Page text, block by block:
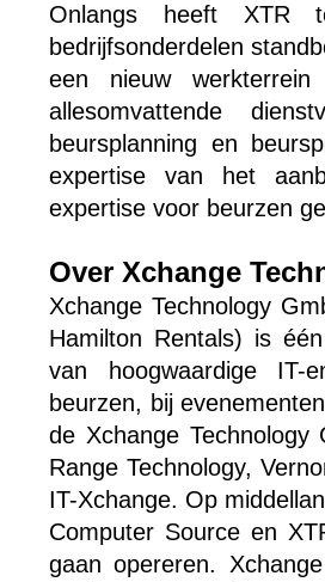
Onlangs heeft XTR
bedrijfsonderdelen
een nieuw
allesomvattende
beursplanning en
expertise van het
expertise voor beurzen
Over Xchange
Xchange Technology
Hamilton Rentals) is
van hoogwaardige IT-
beurzen, bij
de Xchange
Range Technology,
IT-Xchange. Op
Computer Source en
gaan opereren.